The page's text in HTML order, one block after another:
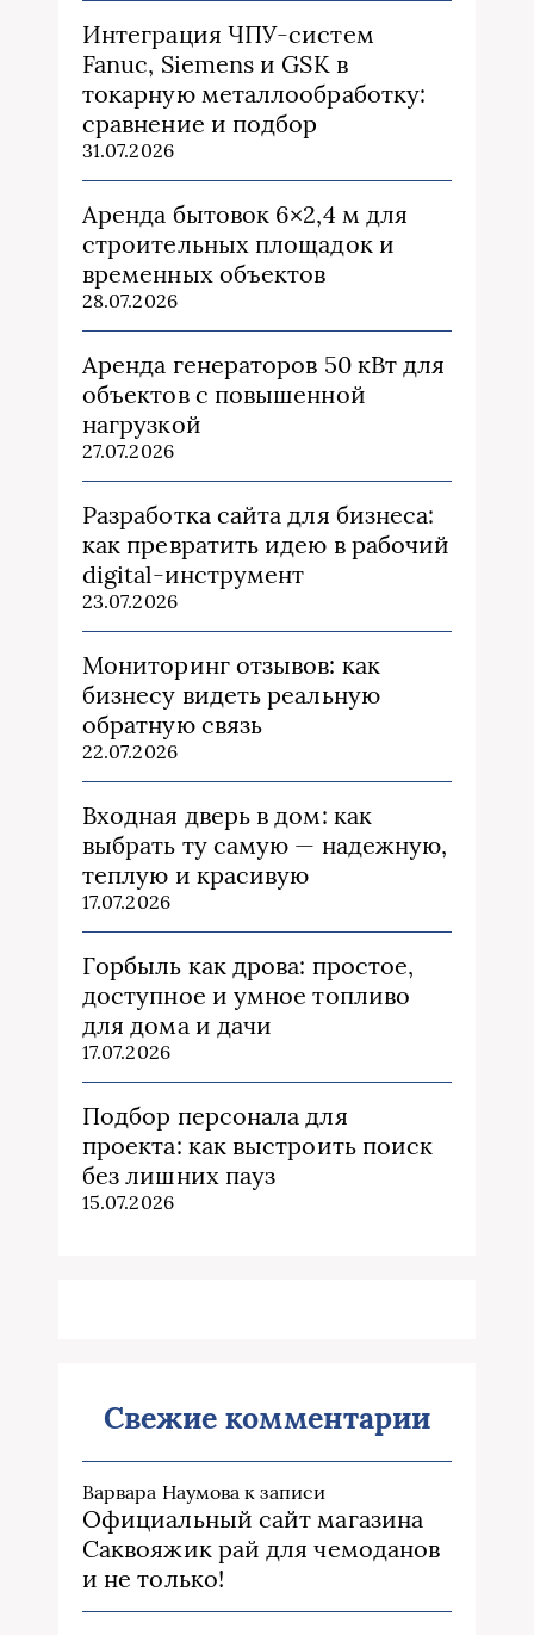
Интеграция ЧПУ-систем
Fanuc, Siemens и GSK в
токарную металлообработку:
сравнение и подбор
31.07.2026
Аренда бытовок 6×2,4 м для
строительных площадок и
временных объектов
28.07.2026
Аренда генераторов 50 кВт для
объектов с повышенной
нагрузкой
27.07.2026
Разработка сайта для бизнеса:
как превратить идею в рабочий
digital-инструмент
23.07.2026
Мониторинг отзывов: как
бизнесу видеть реальную
обратную связь
22.07.2026
Входная дверь в дом: как
выбрать ту самую — надежную,
теплую и красивую
17.07.2026
Горбыль как дрова: простое,
доступное и умное топливо
для дома и дачи
17.07.2026
Подбор персонала для
проекта: как выстроить поиск
без лишних пауз
15.07.2026
Свежие комментарии
Варвара Наумова к записи
Официальный сайт магазина
Саквояжик рай для чемоданов
и не только!